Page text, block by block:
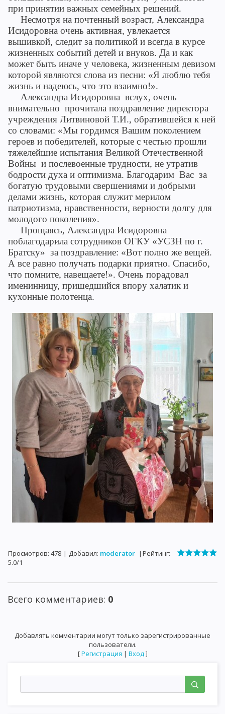
при принятии важных семейных решений.
Несмотря на почтенный возраст, Александра
Исидоровна очень активная, увлекается
вышивкой, следит за политикой и всегда в курсе
жизненных событий детей и внуков. Да и как
может быть иначе у человека, жизненным девизом
которой являются слова из песни: «Я люблю тебя
жизнь и надеюсь, что это взаимно!».
Александра Исидоровна вслух, очень
внимательно прочитала поздравление директора
учреждения Литвиновой Т.И., обратившейся к ней
со словами: «Мы гордимся Вашим поколением
героев и победителей, которые с честью прошли
тяжелейшие испытания Великой Отечественной
Войны и послевоенные трудности, не утратив
бодрости духа и оптимизма. Благодарим Вас за
богатую трудовыми свершениями и добрыми
делами жизнь, которая служит мерилом
патриотизма, нравственности, верности долгу для
молодого поколения».
Прощаясь, Александра Исидоровна
поблагодарила сотрудников ОГКУ «УСЗН по г.
Братску» за поздравление: «Вот полно же вещей.
А все равно получать подарки приятно. Спасибо,
что помните, навещаете!». Очень порадовал
именинницу, пришедшийся впору халатик и
кухонные полотенца.
Просмотров: 478 | Добавил: moderator | Рейтинг:
5.0/1
Всего комментариев: 0
Добавлять комментарии могут только зарегистрированные
пользователи.
[Регистрация | Вход]